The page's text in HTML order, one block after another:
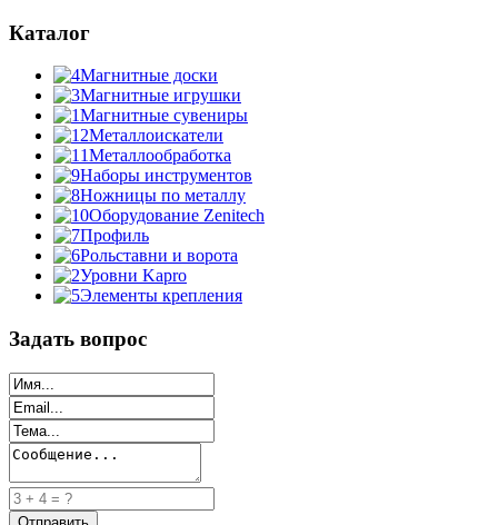
Каталог
Магнитные доски
Магнитные игрушки
Магнитные сувениры
Металлоискатели
Металлообработка
Наборы инструментов
Ножницы по металлу
Оборудование Zenitech
Профиль
Рольставни и ворота
Уровни Kapro
Элементы крепления
Задать вопрос